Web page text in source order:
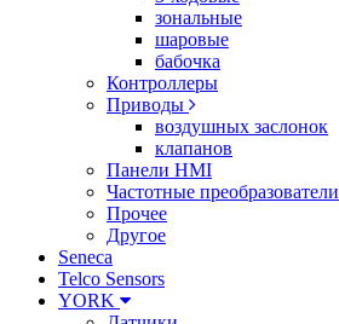
зональные
шаровые
бабочка
Контроллеры
Приводы
воздушных заслонок
клапанов
Панели HMI
Частотные преобразователи
Прочее
Другое
Seneca
Telco Sensors
YORK